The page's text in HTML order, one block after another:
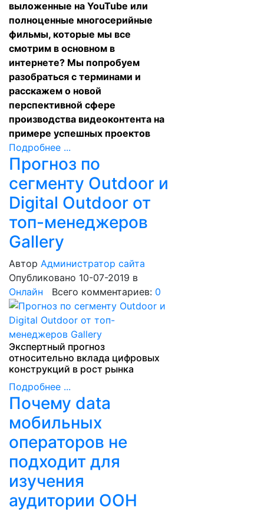
выложенные на YouTube или
полноценные многосерийные
фильмы, которые мы все
смотрим в основном в
интернете? Мы попробуем
разобраться с терминами и
расскажем о новой
перспективной сфере
производства видеоконтента на
примере успешных проектов
Подробнее ...
Прогноз по
сегменту Outdoor и
Digital Outdoor от
топ-менеджеров
Gallery
Автор Администратор сайта
Опубликовано 10-07-2019 в
Онлайн Всего комментариев: 0
Экспертный прогноз
относительно вклада цифровых
конструкций в рост рынка
Подробнее ...
Почему data
мобильных
операторов не
подходит для
изучения
аудитории OOH